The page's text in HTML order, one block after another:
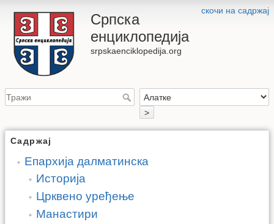
скочи на садржај
Српска
енциклопедија
srpskaenciklopedija.org
>
Садржај
Епархија далматинска
Историја
Црквено уређење
Манастири